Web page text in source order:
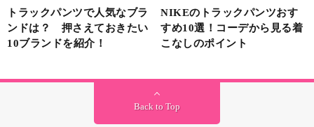
トラックパンツで人気なブラ
ンドは？ 押さえておきたい
10ブランドを紹介！
NIKEのトラックパンツおす
すめ10選！コーデから見る着
こなしのポイント
Back to Top